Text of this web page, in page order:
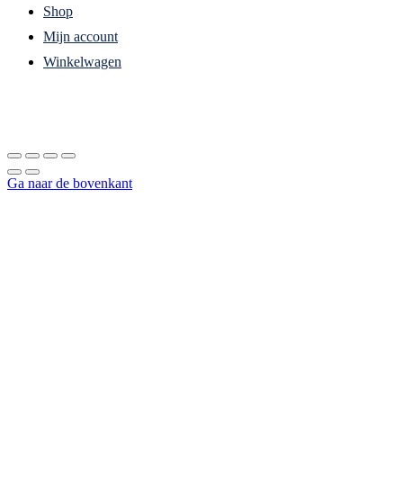
Shop
Mijn account
Winkelwagen
Ga naar de bovenkant